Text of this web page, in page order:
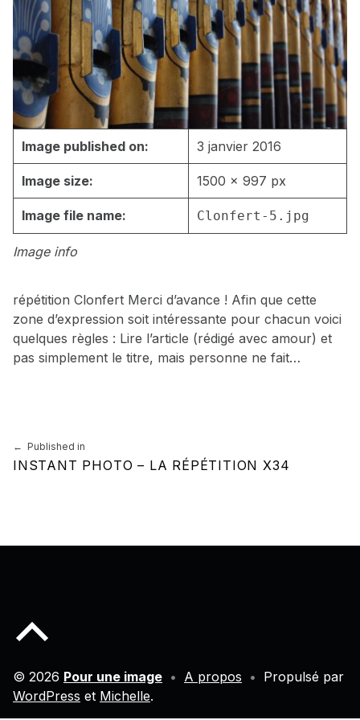
Image info
Image published on: 3 janvier 2016
Image size: 1500 × 997 px
Image file name: Clonfert-5.jpg
répétition Clonfert Merci d’avance ! Afin que cette
zone d’expression soit intéressante pour chacun voici
quelques règles : Lire l’article (rédigé avec amour) et
pas simplement le titre, mais personne ne fait…
Skip back to main navigation
Navigation de l’article
Published in
INSTANT PHOTO – LA RÉPÉTITION X34
© 2026 Pour une image • A propos • Propulsé par
WordPress et Michelle.